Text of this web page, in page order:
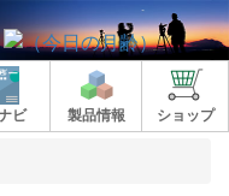
ビ 製品情報 ショップ